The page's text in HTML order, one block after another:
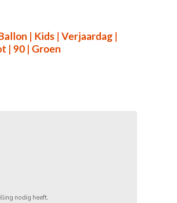
| Kids | Verjaardag |
| 90 | Groen
nodig heeft.